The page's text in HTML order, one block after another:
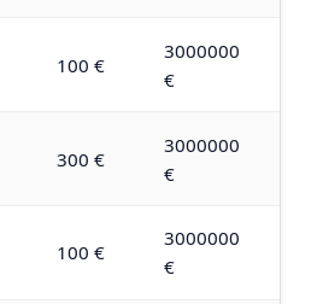
100 €
3000000
€
300 €
3000000
€
100 €
3000000
€